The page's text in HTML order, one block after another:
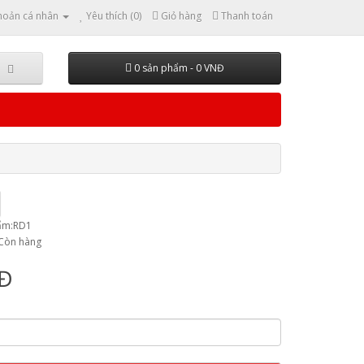
cá nhân Yêu thích (0) Giỏ hàng Thanh toán
0 sản phẩm - 0 VNĐ
hàng